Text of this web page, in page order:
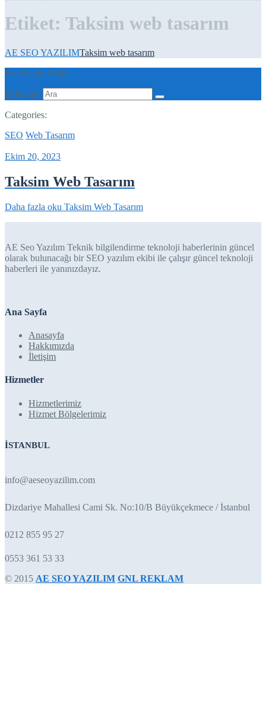
Etiket: Taksim web tasarım
AE SEO YAZILIMTaksim web tasarım
Search our Posts
Şunu ara:
Categories:
SEO Web Tasarım
Ekim 20, 2023
Taksim Web Tasarım
Daha fazla oku Taksim Web Tasarım
AE Seo Yazılım Teknik bilgilendirme teknoloji haberlerinin güncel
olarak bulunacağı bir SEO yazılım ekibi ile çalışır güncel teknoloji
haberleri ile yanınızdayız.
Ana Sayfa
Anasayfa
Hakkımızda
İletişim
Hizmetler
Hizmetlerimiz
Hizmet Bölgelerimiz
İSTANBUL
info@aeseoyazilim.com
Dizdariye Mahallesi Cami Sk. No:10/B Büyükçekmece / İstanbul
0212 855 95 27
0553 361 53 33
© 2015 AE SEO YAZILIM GNL REKLAM